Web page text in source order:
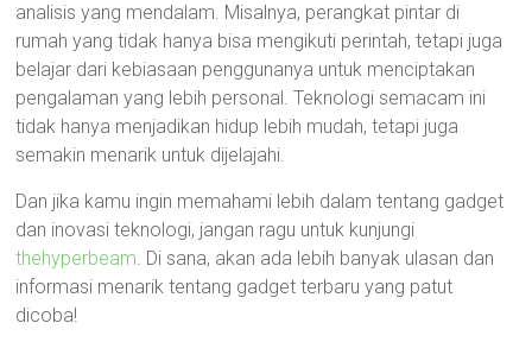
analisis yang mendalam. Misalnya, perangkat pintar di
rumah yang tidak hanya bisa mengikuti perintah, tetapi juga
belajar dari kebiasaan penggunanya untuk menciptakan
pengalaman yang lebih personal. Teknologi semacam ini
tidak hanya menjadikan hidup lebih mudah, tetapi juga
semakin menarik untuk dijelajahi.
Dan jika kamu ingin memahami lebih dalam tentang gadget
dan inovasi teknologi, jangan ragu untuk kunjungi
thehyperbeam. Di sana, akan ada lebih banyak ulasan dan
informasi menarik tentang gadget terbaru yang patut
dicoba!